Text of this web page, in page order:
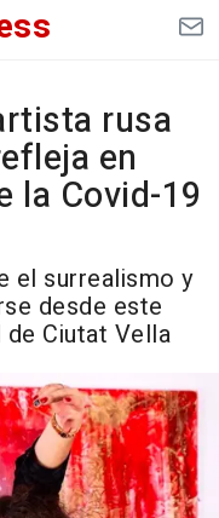
rusa
en
la Covid-19
el surrealismo y
desde este
Ciutat Vella